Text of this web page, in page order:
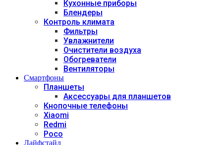
Кухонные приборы
Блендеры
Контроль климата
Фильтры
Увлажнители
Очистители воздуха
Обогреватели
Вентиляторы
Смартфоны
Планшеты
Аксессуары для планшетов
Кнопочные телефоны
Xiaomi
Redmi
Poco
Лайфстайл